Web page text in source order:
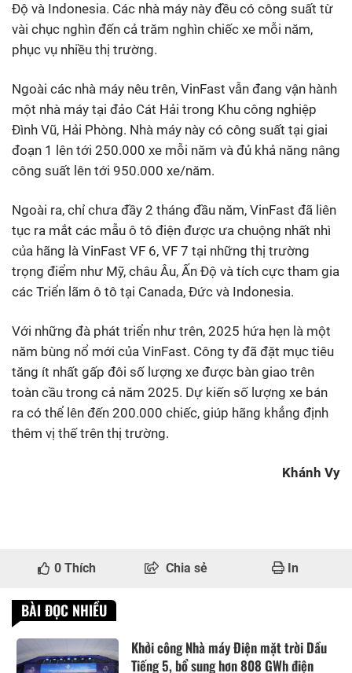
Độ và Indonesia. Các nhà máy này đều có công suất từ
vài chục nghìn đến cả trăm nghìn chiếc xe mỗi năm,
phục vụ nhiều thị trường.
Ngoài các nhà máy nêu trên, VinFast vẫn đang vận hành
một nhà máy tại đảo Cát Hải trong Khu công nghiệp
Đình Vũ, Hải Phòng. Nhà máy này có công suất tại giai
đoạn 1 lên tới 250.000 xe mỗi năm và đủ khả năng nâng
công suất lên tới 950.000 xe/năm.
Ngoài ra, chỉ chưa đầy 2 tháng đầu năm, VinFast đã liên
tục ra mắt các mẫu ô tô điện được ưa chuộng nhất nhì
của hãng là VinFast VF 6, VF 7 tại những thị trường
trọng điểm như Mỹ, châu Âu, Ấn Độ và tích cực tham gia
các Triển lãm ô tô tại Canada, Đức và Indonesia.
Với những đà phát triển như trên, 2025 hứa hẹn là một
năm bùng nổ mới của VinFast. Công ty đã đặt mục tiêu
tăng ít nhất gấp đôi số lượng xe được bàn giao trên
toàn cầu trong cả năm 2025. Dự kiến số lượng xe bán
ra có thể lên đến 200.000 chiếc, giúp hãng khẳng định
thêm vị thế trên thị trường.
Khánh Vy
0 Thích Chia sẻ In
BÀI ĐỌC NHIỀU
Khởi công Nhà máy Điện mặt trời Dầu
Tiếng 5, bổ sung hơn 808 GWh điện